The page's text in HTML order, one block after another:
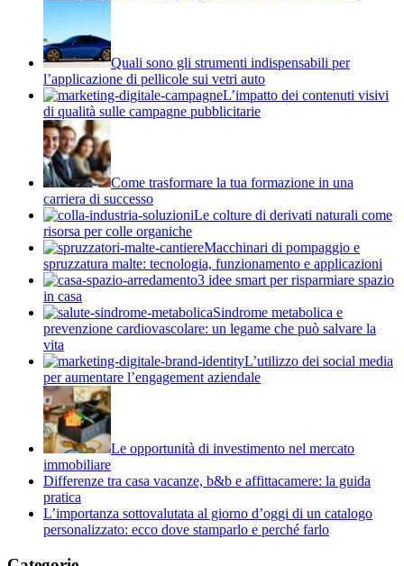
Quali sono gli strumenti indispensabili per
l’applicazione di pellicole sui vetri auto
L’impatto dei contenuti visivi
di qualità sulle campagne pubblicitarie
Come trasformare la tua formazione in una
carriera di successo
Le colture di derivati naturali come
risorsa per colle organiche
Macchinari di pompaggio e
spruzzatura malte: tecnologia, funzionamento e applicazioni
3 idee smart per risparmiare spazio
in casa
Sindrome metabolica e
prevenzione cardiovascolare: un legame che può salvare la
vita
L’utilizzo dei social media
per aumentare l’engagement aziendale
Le opportunità di investimento nel mercato
immobiliare
Differenze tra casa vacanze, b&b e affittacamere: la guida
pratica
L’importanza sottovalutata al giorno d’oggi di un catalogo
personalizzato: ecco dove stamparlo e perché farlo